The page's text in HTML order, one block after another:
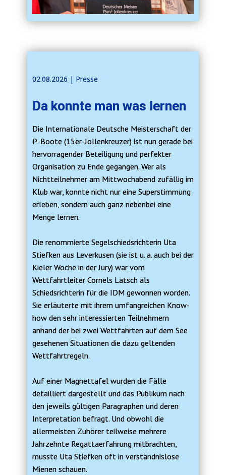
02.08.2026 | Presse
Da konnte man was lernen
Die Internationale Deutsche Meisterschaft der
P-Boote (15er-Jollenkreuzer) ist nun gerade bei
hervorragender Beteiligung und perfekter
Organisation zu Ende gegangen. Wer als
Nichtteilnehmer am Mittwochabend zufällig im
Klub war, konnte nicht nur eine Superstimmung
erleben, sondern auch ganz nebenbei eine
Menge lernen.
Die renommierte Segelschiedsrichterin Uta
Stiefken aus Leverkusen (sie ist u. a. auch bei der
Kieler Woche in der Jury) war vom
Wettfahrtleiter Cornels Latsch als
Schiedsrichterin für die IDM gewonnen worden.
Sie erläuterte mit ihrem umfangreichen Know-
how den sehr interessierten Teilnehmern
anhand der bei zwei Wettfahrten auf dem See
gesehenen Situationen die dazu geltenden
Wettfahrtregeln.
Auf einer Magnettafel wurden die Fälle
detailliert dargestellt und das Publikum nach
den jeweils gültigen Paragraphen und deren
Interpretation befragt. Und obwohl die
allermeisten Zuhörer teilweise mehrere
Jahrzehnte Regattaerfahrung mitbrachten,
musste Uta Stiefken oft in verständnislose
Mienen schauen.